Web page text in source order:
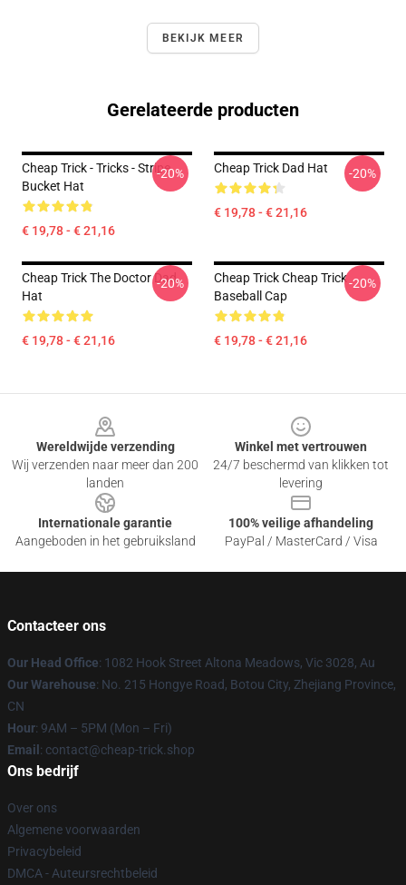
BEKIJK MEER
Gerelateerde producten
Cheap Trick - Tricks - Stripe
Bucket Hat
€ 19,78 - € 21,16
-20% Cheap Trick Dad Hat
€ 19,78 - € 21,16
-20%
Cheap Trick The Doctor Dad
Hat
€ 19,78 - € 21,16
-20%
Cheap Trick Cheap Trick
Baseball Cap
€ 19,78 - € 21,16
-20%
Wereldwijde verzending
Wij verzenden naar meer dan 200
landen
Winkel met vertrouwen
24/7 beschermd van klikken tot
levering
Internationale garantie
Aangeboden in het gebruiksland
100% veilige afhandeling
PayPal / MasterCard / Visa
Contacteer ons
Our Head Office: 1082 Hook Street Altona Meadows, Vic 3028, Au
Our Warehouse: No. 215 Hongye Road, Botou City, Zhejiang Province,
CN
Hour: 9AM – 5PM (Mon – Fri)
Email : contact@cheap-trick.shop
Ons bedrijf
Over ons
Algemene voorwaarden
Privacybeleid
DMCA - Auteursrechtbeleid